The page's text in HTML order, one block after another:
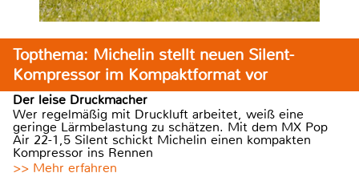
Topthema: Michelin stellt neuen Silent-
Kompressor im Kompaktformat vor
Der leise Druckmacher
Wer regelmäßig mit Druckluft arbeitet, weiß eine
geringe Lärmbelastung zu schätzen. Mit dem MX Pop
Air 22-1,5 Silent schickt Michelin einen kompakten
Kompressor ins Rennen
>> Mehr erfahren